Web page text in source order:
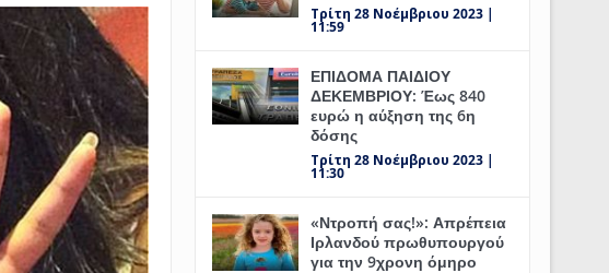
Τρίτη 28 Νοέμβριου 2023 |
11:59
ΕΠΙΔΟΜΑ ΠΑΙΔΙΟΥ
ΔΕΚΕΜΒΡΙΟΥ: Έως 840
ευρώ η αύξηση της 6η
δόσης
Τρίτη 28 Νοέμβριου 2023 |
11:30
«Ντροπή σας!»: Απρέπεια
Ιρλανδού πρωθυπουργού
για την 9χρονη όμηρο